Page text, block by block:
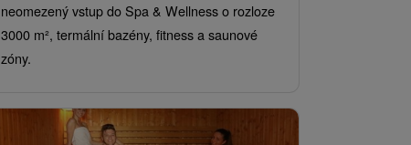
neomezený vstup do Spa & Wellness o rozloze
3000 m², termální bazény, fitness a saunové
zóny.